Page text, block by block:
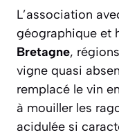
L’association
géographique et
Bretagne,
vigne quasi
remplacé le vin
à mouiller les
acidulée si